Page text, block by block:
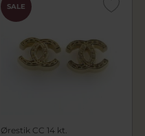
SALE
Ørestik CC 14 kt.